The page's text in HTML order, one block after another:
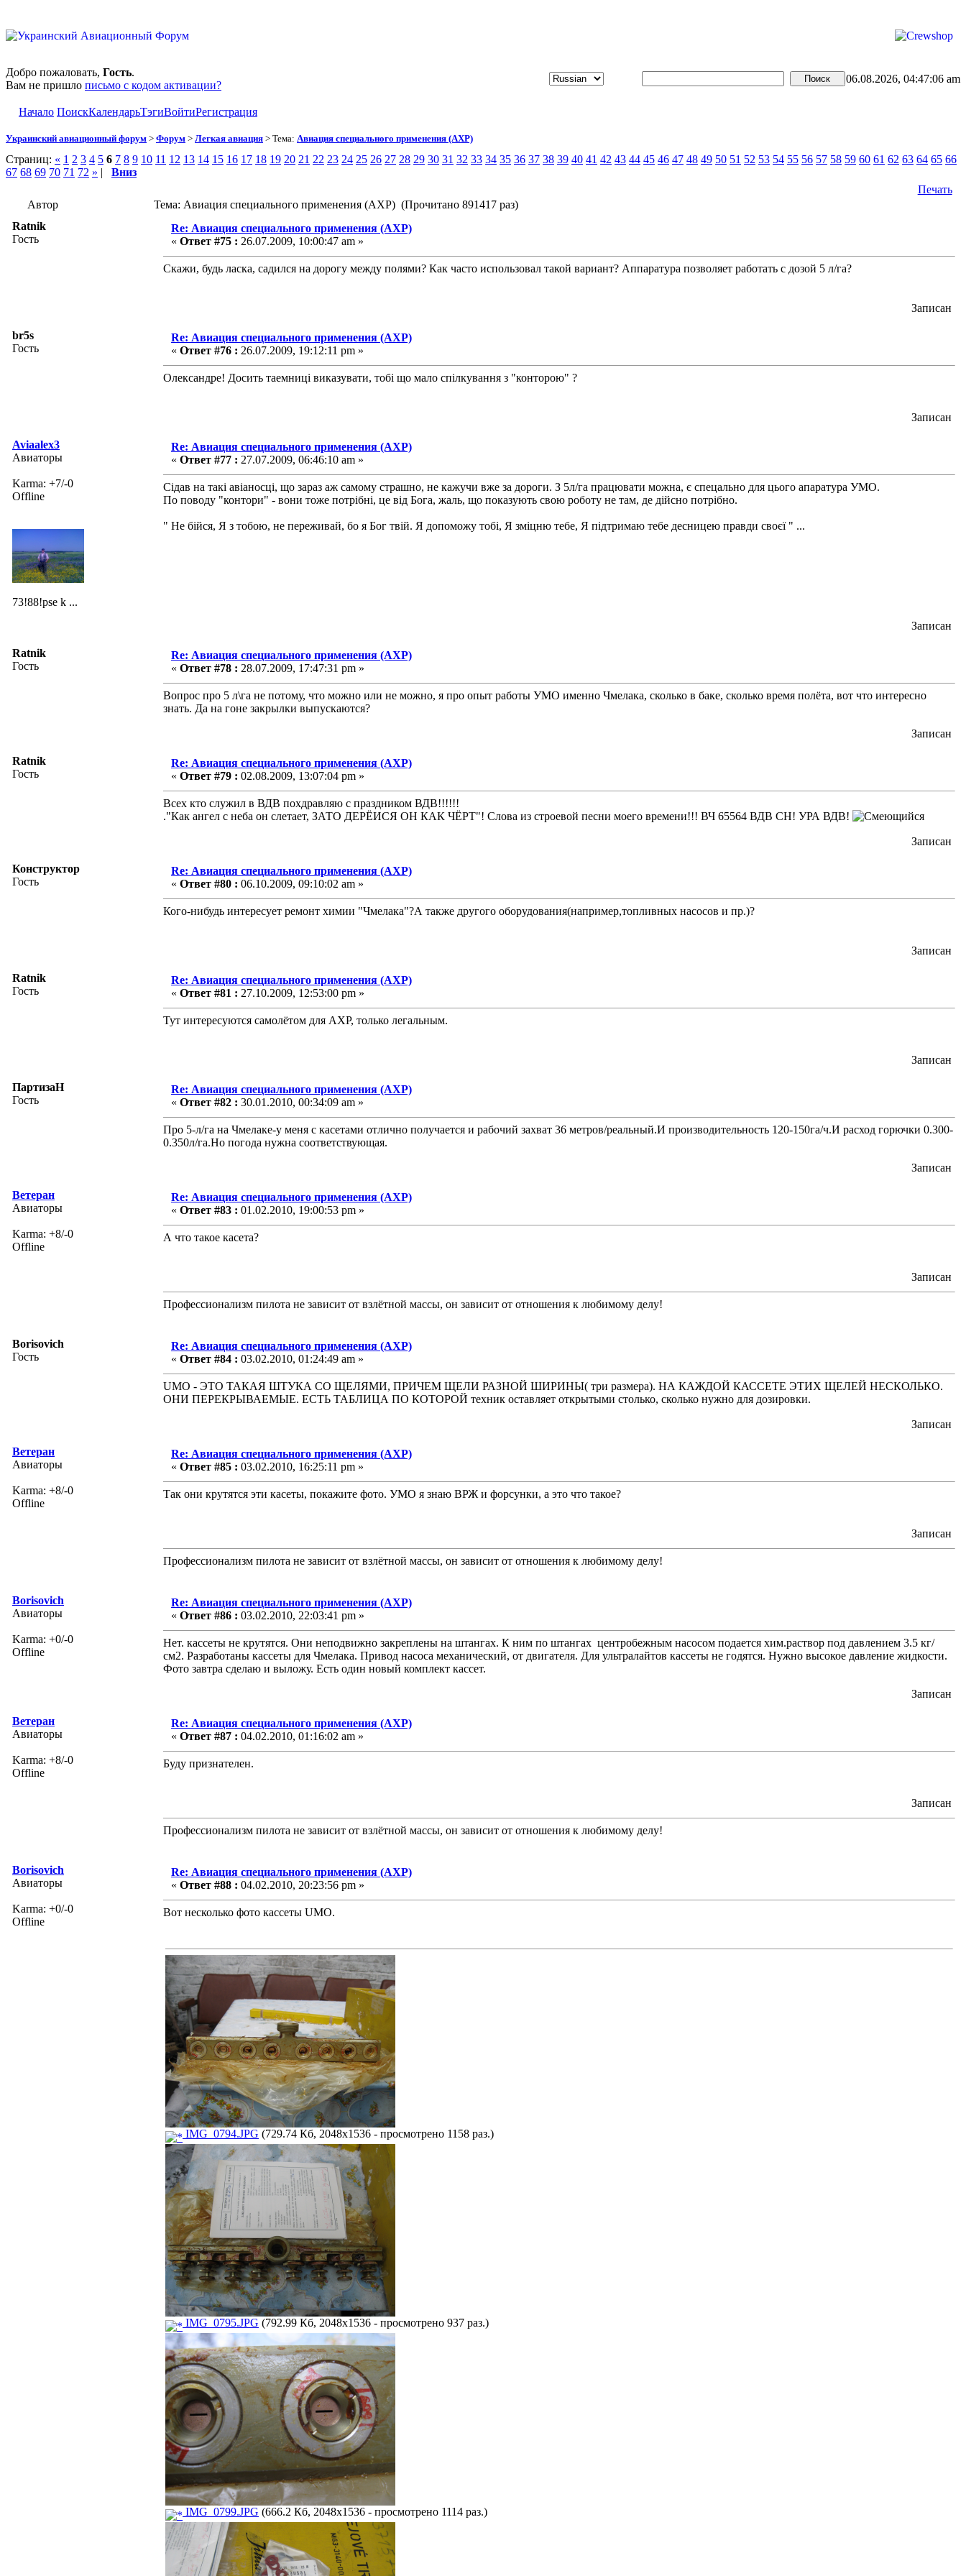
Добро пожаловать, Гость.
Вам не пришло письмо с кодом активации?
06.08.2026, 04:47:06 am
Начало ПоискКалендарьТэгиВойтиРегистрация
Украинский авиационный форум > Форум > Легкая авиация > Тема: Авиация специального применения (АХР)
Страниц: « 1 2 3 4 5 6 7 8 9 10 11 12 13 14 15 16 17 18 19 20 21 22 23 24 25 26 27 28 29 30 31 32 33 34 35 36 37 38 39 40 41 42 43 44 45 46 47 48 49 50 51 52 53 54 55 56 57 58 59 60 61 62 63 64 65 66
67 68 69 70 71 72 » | Вниз
Печать
Автор
Тема: Авиация специального применения (АХР) (Прочитано 891417 раз)
Ratnik
Гость
Re: Авиация специального применения (АХР)
« Ответ #75 : 26.07.2009, 10:00:47 am »
Скажи, будь ласка, садился на дорогу между полями? Как часто использовал такой вариант? Аппаратура позволяет работать с дозой 5 л/га?
Записан
br5s
Гость
Re: Авиация специального применения (АХР)
« Ответ #76 : 26.07.2009, 19:12:11 pm »
Олександре! Досить таемниці виказувати, тобі що мало спілкування з "конторою" ?
Записан
Aviaalex3
Авиаторы
Karma: +7/-0
Offline
73!88!pse k ...
Re: Авиация специального применения (АХР)
« Ответ #77 : 27.07.2009, 06:46:10 am »
Сідав на такі авіаносці, що зараз аж самому страшно, не кажучи вже за дороги. З 5л/га працювати можна, є спецально для цього апаратура УМО.
По поводу "контори" - вони тоже потрібні, це від Бога, жаль, що показують свою роботу не там, де дійсно потрібно.
" Не бійся, Я з тобою, не переживай, бо я Бог твій. Я допоможу тобі, Я зміцню тебе, Я підтримаю тебе десницею правди своєї " ...
Записан
Ratnik
Гость
Re: Авиация специального применения (АХР)
« Ответ #78 : 28.07.2009, 17:47:31 pm »
Вопрос про 5 л\га не потому, что можно или не можно, я про опыт работы УМО именно Чмелака, сколько в баке, сколько время полёта, вот что интересно
знать. Да на гоне закрылки выпускаются?
Записан
Ratnik
Гость
Re: Авиация специального применения (АХР)
« Ответ #79 : 02.08.2009, 13:07:04 pm »
Всех кто служил в ВДВ похдравляю с праздником ВДВ!!!!!!
."Как ангел с неба он слетает, ЗАТО ДЕРЁИСЯ ОН КАК ЧЁРТ"! Слова из строевой песни моего времени!!! ВЧ 65564 ВДВ СН! УРА ВДВ!
Записан
Конструктор
Гость
Re: Авиация специального применения (АХР)
« Ответ #80 : 06.10.2009, 09:10:02 am »
Кого-нибудь интересует ремонт химии "Чмелака"?А также другого оборудования(например,топливных насосов и пр.)?
Записан
Ratnik
Гость
Re: Авиация специального применения (АХР)
« Ответ #81 : 27.10.2009, 12:53:00 pm »
Тут интересуются самолётом для АХР, только легальным.
Записан
ПартизаН
Гость
Re: Авиация специального применения (АХР)
« Ответ #82 : 30.01.2010, 00:34:09 am »
Про 5-л/га на Чмелаке-у меня с касетами отлично получается и рабочий захват 36 метров/реальный.И производительность 120-150га/ч.И расход горючки 0.300-
0.350л/га.Но погода нужна соответствующая.
Записан
Ветеран
Авиаторы
Karma: +8/-0
Offline
Re: Авиация специального применения (АХР)
« Ответ #83 : 01.02.2010, 19:00:53 pm »
А что такое касета?
Записан
Профессионализм пилота не зависит от взлётной массы, он зависит от отношения к любимому делу!
Borisovich
Гость
Re: Авиация специального применения (АХР)
« Ответ #84 : 03.02.2010, 01:24:49 am »
UMO - ЭТО ТАКАЯ ШТУКА СО ЩЕЛЯМИ, ПРИЧЕМ ЩЕЛИ РАЗНОЙ ШИРИНЫ( три размера). НА КАЖДОЙ КАССЕТЕ ЭТИХ ЩЕЛЕЙ НЕСКОЛЬКО.
ОНИ ПЕРЕКРЫВАЕМЫЕ. ЕСТЬ ТАБЛИЦА ПО КОТОРОЙ техник оставляет открытыми столько, сколько нужно для дозировки.
Записан
Ветеран
Авиаторы
Karma: +8/-0
Offline
Re: Авиация специального применения (АХР)
« Ответ #85 : 03.02.2010, 16:25:11 pm »
Так они крутятся эти касеты, покажите фото. УМО я знаю ВРЖ и форсунки, а это что такое?
Записан
Профессионализм пилота не зависит от взлётной массы, он зависит от отношения к любимому делу!
Borisovich
Авиаторы
Karma: +0/-0
Offline
Re: Авиация специального применения (АХР)
« Ответ #86 : 03.02.2010, 22:03:41 pm »
Нет. кассеты не крутятся. Они неподвижно закреплены на штангах. К ним по штангах центробежным насосом подается хим.раствор под давлением 3.5 кг/
см2. Разработаны кассеты для Чмелака. Привод насоса механический, от двигателя. Для ультралайтов кассеты не годятся. Нужно высокое давление жидкости.
Фото завтра сделаю и выложу. Есть один новый комплект кассет.
Записан
Ветеран
Авиаторы
Karma: +8/-0
Offline
Re: Авиация специального применения (АХР)
« Ответ #87 : 04.02.2010, 01:16:02 am »
Буду признателен.
Записан
Профессионализм пилота не зависит от взлётной массы, он зависит от отношения к любимому делу!
Borisovich
Авиаторы
Karma: +0/-0
Offline
Re: Авиация специального применения (АХР)
« Ответ #88 : 04.02.2010, 20:23:56 pm »
Вот несколько фото кассеты UMO.
IMG_0794.JPG (729.74 Кб, 2048x1536 - просмотрено 1158 раз.)
IMG_0795.JPG (792.99 Кб, 2048x1536 - просмотрено 937 раз.)
IMG_0799.JPG (666.2 Кб, 2048x1536 - просмотрено 1114 раз.)